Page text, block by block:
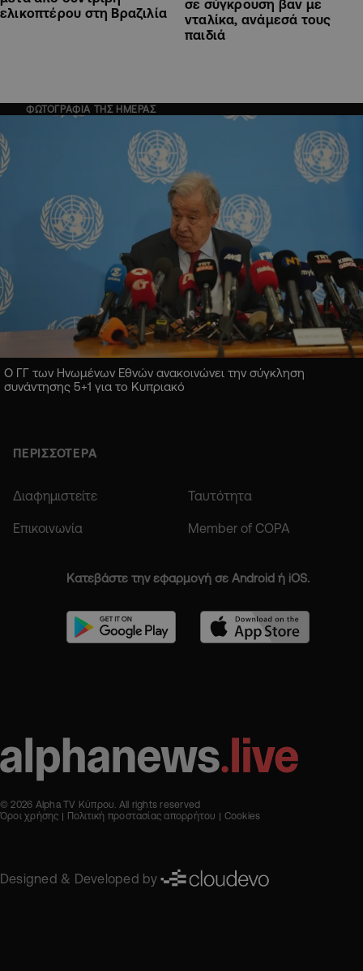
ελικοπτέρου στη Βραζιλία
σε σύγκρουση βαν με
νταλίκα, ανάμεσά τους
παιδιά
ΦΩΤΟΓΡΑΦΙΑ ΤΗΣ ΗΜΕΡΑΣ
Ο ΓΓ των Ηνωμένων Εθνών ανακοινώνει την σύγκληση
συνάντησης 5+1 για το Κυπριακό
ΠΕΡΙΣΣΟΤΕΡΑ
Διαφημιστείτε Ταυτότητα
Επικοινωνία Member of COPA
Κατεβάστε την εφαρμογή σε Android ή iOS.
© 2026 Alpha TV Κύπρου. All rights reserved
Όροι χρήσης
Πολιτική προστασίας απορρήτου Cookies
Designed & Developed by